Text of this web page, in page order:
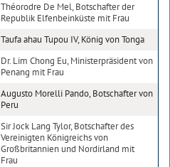
Théorodre De Mel, Botschafter der
Republik Elfenbeinküste mit Frau
Taufa ahau Tupou IV, König von Tonga
Dr. Lim Chong Eu, Ministerpräsident von
Penang mit Frau
Augusto Morelli Pando, Botschafter von
Peru
Sir Jock Lang Tylor, Botschafter des
Vereinigten Königreichs von
Großbritannien und Nordirland mit
Frau